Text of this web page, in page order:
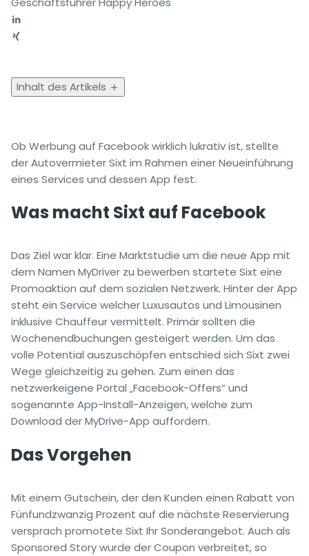
Inhalt des Artikels
Ob Werbung auf Facebook wirklich lukrativ ist, stellte
der Autovermieter Sixt im Rahmen einer Neueinführung
eines Services und dessen App fest.
Was macht Sixt auf Facebook
Das Ziel war klar. Eine Marktstudie um die neue App mit
dem Namen MyDriver zu bewerben startete Sixt eine
Promoaktion auf dem sozialen Netzwerk. Hinter der App
steht ein Service welcher Luxusautos und Limousinen
inklusive Chauffeur vermittelt. Primär sollten die
Wochenendbuchungen gesteigert werden. Um das
volle Potential auszuschöpfen entschied sich Sixt zwei
Wege gleichzeitig zu gehen. Zum einen das
netzwerkeigene Portal „Facebook-Offers“ und
sogenannte App-Install-Anzeigen, welche zum
Download der MyDrive-App auffordern.
Das Vorgehen
Mit einem Gutschein, der den Kunden einen Rabatt von
Fünfundzwanzig Prozent auf die nächste Reservierung
versprach promotete Sixt Ihr Sonderangebot. Auch als
Sponsored Story wurde der Coupon verbreitet, so